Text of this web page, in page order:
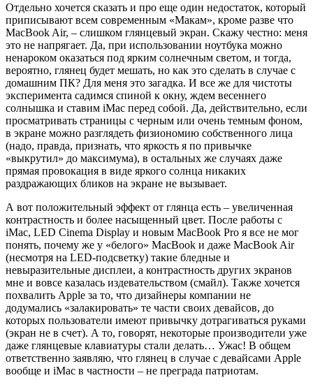
Отдельно хочется сказать и про еще один недостаток, который
приписывают всем современным «Макам», кроме разве что
MacBook Air, – слишком глянцевый экран. Скажу честно: меня
это не напрягает. Да, при использовании ноутбука можно
ненароком оказаться под ярким солнечным светом, и тогда,
вероятно, глянец будет мешать, но как это сделать в случае с
домашним ПК? Для меня это загадка. И все же для чистоты
эксперимента садимся спиной к окну, ждем весеннего
солнышка и ставим iMac перед собой. Да, действительно, если
просматривать страницы с черным или очень темным фоном,
в экране можно разглядеть физиономию собственного лица
(надо, правда, признать, что яркость я по привычке
«выкрутил» до максимума), в остальных же случаях даже
прямая провокация в виде яркого солнца никаких
раздражающих бликов на экране не вызывает.
А вот положительный эффект от глянца есть – увеличенная
контрастность и более насыщенный цвет. После работы с
iMac, LED Cinema Display и новым MacBook Pro я все не мог
понять, почему же у «белого» MacBook и даже MacBook Air
(несмотря на LED-подсветку) такие бледные и
невыразительные дисплеи, а контрастность других экранов
мне и вовсе казалась издевательством (смайл). Также хочется
похвалить Apple за то, что дизайнеры компании не
додумались «залакировать» те части своих девайсов, до
которых пользователи имеют привычку дотрагиваться руками
(экран не в счет). А то, говорят, некоторые производители уже
даже глянцевые клавиатуры стали делать… Ужас! В общем
ответственно заявляю, что глянец в случае с девайсами Apple
вообще и iMac в частности – не преграда патриотам.